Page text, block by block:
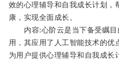
效的心理辅导和自我成长计划，
康，实现全面成长。
内容:心阶云是当下备受瞩目
用，其应用了人工智能技术的优
为用户提供心理辅导和自我成长